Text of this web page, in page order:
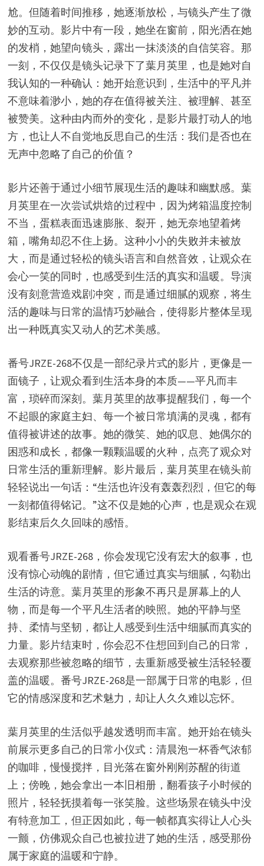
尬。但随着时间推移，她逐渐放松，与镜头产生了微
妙的互动。影片中有一段，她坐在窗前，阳光洒在她
的发梢，她望向镜头，露出一抹淡淡的自信笑容。那
一刻，不仅仅是镜头记录下了葉月英里，也是她对自
我认知的一种确认：她开始意识到，生活中的平凡并
不意味着渺小，她的存在值得被关注、被理解、甚至
被赞美。这种由内而外的变化，是影片最打动人的地
方，也让人不自觉地反思自己的生活：我们是否也在
无声中忽略了自己的价值？
影片还善于通过小细节展现生活的趣味和幽默感。葉
月英里在一次尝试烘焙的过程中，因为烤箱温度控制
不当，蛋糕表面迅速膨胀、裂开，她无奈地望着烤
箱，嘴角却忍不住上扬。这种小小的失败并未被放
大，而是通过轻松的镜头语言和自然音效，让观众在
会心一笑的同时，也感受到生活的真实和温暖。导演
没有刻意营造戏剧冲突，而是通过细腻的观察，将生
活的趣味与日常的温情巧妙融合，使得影片整体呈现
出一种既真实又动人的艺术美感。
番号JRZE-268不仅是一部纪录片式的影片，更像是一
面镜子，让观众看到生活本身的本质——平凡而丰
富，琐碎而深刻。葉月英里的故事提醒我们，每一个
不起眼的家庭主妇、每一个被日常填满的灵魂，都有
值得被讲述的故事。她的微笑、她的叹息、她偶尔的
困惑和成长，都像一颗颗温暖的火种，点亮了观众对
日常生活的重新理解。影片最后，葉月英里在镜头前
轻轻说出一句话：“生活也许没有轰轰烈烈，但它的每
一刻都值得铭记。”这不仅是她的心声，也是观众在观
影结束后久久回味的感悟。
观看番号JRZE-268，你会发现它没有宏大的叙事，也
没有惊心动魄的剧情，但它通过真实与细腻，勾勒出
生活的诗意。葉月英里的形象不再只是屏幕上的人
物，而是每一个平凡生活者的映照。她的平静与坚
持、柔情与坚韧，都让人感受到生活中细腻而真实的
力量。影片结束时，你会忍不住想回到自己的日常，
去观察那些被忽略的细节，去重新感受被生活轻轻覆
盖的温暖。番号JRZE-268是一部属于日常的电影，但
它的情感深度和艺术魅力，却让人久久难以忘怀。
葉月英里的生活似乎越发透明而丰富。她开始在镜头
前展示更多自己的日常小仪式：清晨泡一杯香气浓郁
的咖啡，慢慢搅拌，目光落在窗外刚刚苏醒的街道
上；傍晚，她会拿出一本旧相册，翻看孩子小时候的
照片，轻轻抚摸着每一张笑脸。这些场景在镜头中没
有特意加工，但正因如此，每一帧都真实得让人心头
一颤，仿佛观众自己也被拉进了她的生活，感受那份
属于家庭的温暖和宁静。